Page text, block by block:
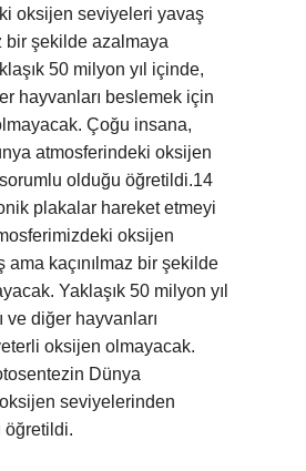
oksijen seviyeleri yavaş
bir şekilde azalmaya
50 milyon yıl içinde,
hayvanları beslemek için
Çoğu insana,
atmosferindeki oksijen
olduğu öğretildi.14
plakalar hareket etmeyi
oksijen
kaçınılmaz bir şekilde
Yaklaşık 50 milyon yıl
ve diğer hayvanları
oksijen olmayacak.
Dünya
seviyelerinden
öğretildi.